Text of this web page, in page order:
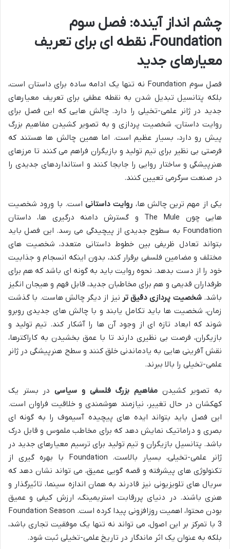
چشم انداز آینده: فصل سوم
Foundation، نقطه ای برای تعریف
معیارهای جدید
فصل سوم Foundation نه تنها یک ادامه ساده برای داستان است،
بلکه پتانسیل تبدیل شدن به نقطه عطفی برای تعریف معیارهای
جدید در ژانر علمی-تخیلی را دارد. چالش هایی که این فصل برای
روایت داستان، شخصیت پردازی و به تصویر کشیدن مفاهیم بزرگ
پیش رو دارد، بسیار عظیم است. اما همین چالش ها هستند که
فرصتی بی نظیر برای تیم تولید و بازیگران فراهم می کنند تا مرزهای
هنرپیشگی و ساختار روایی را جابجا کنند و استانداردهای جدیدی را
در صنعت سرگرمی تعیین کنند.
یکی از مهم ترین چالش ها، روایت داستانیاست. با ورود شخصیت
هایی چون The Mule و گسترش دامنه درگیری ها، داستان
Foundation به سطوح جدیدی از پیچیدگی می رسد. این فصل باید
بتواند تعادل ظریفی بین خطوط داستانی متعدد، شخصیت های
مختلف و مضامین فلسفی برقرار کند، بدون اینکه انسجام و جذابیت
خود را از دست بدهد. نحوه روایت باید به گونه ای باشد که هم برای
طرفداران قدیمی و هم برای مخاطبان جدید، قابل فهم و هیجان انگیز
باشد.شخصیت پردازی دقیق تر نیز از دیگر چالش هاست. با گذشت
زمان، شخصیت ها باید تکامل یابند و با چالش های جدیدی روبرو
شوند که ابعاد تازه ای از وجود آن ها را آشکار کند. تیم تولید و
بازیگران، فرصت بی نظیری دارند تا با عمق بخشیدن به کاراکترها،
نقش آفرینی هایی به یادماندنی خلق کنند و سطح هنرپیشگی در ژانر
علمی-تخیلی را بالا ببرند.
به تصویر کشیدنمفاهیم بزرگ فلسفی و سیاسیدر بستر یک
کهکشان در حال تغییر، نیازمند هوشمندی و خلاقیت فراوان است.
این فصل باید بتواند ایده های پیچیده آسیموف را به گونه ای
بصری و دراماتیک نمایش دهد که برای مخاطب ملموس و قابل درک
باشد. پتانسیل بازیگران و تیم تولید برای ترسیم معیارهای جدید در
ژانر علمی-تخیلی، بسیار بالاست. Foundation با بهره گیری از
تکنولوژی های پیشرفته و قصه گویی عمیق، می تواند نشان دهد که
سریال های تلویزیونی نیز قادرند به همان اندازه سینما، تاثیرگذار و
هنری باشند. در دنیای پررقابت استریمینگ، ارزش کیفی و عمیق
بودن محتوا، اهمیت روزافزونی پیدا کرده است. Foundation Season
3 با تمرکز بر این اصول، می تواند نه تنها یک موفقیت تجاری باشد،
بلکه به عنوان یک اثر ماندگار در تاریخ علمی-تخیلی ثبت شود.